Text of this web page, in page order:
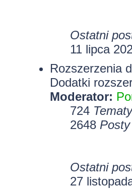
Ostatni
11 lipca
Rozszerzenia
Dodatki
Moderator:
724 Tematy
2648 Posty
Ostatni
27